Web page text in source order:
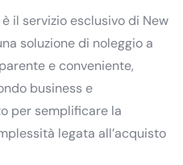
è il servizio esclusivo di New
soluzione di noleggio a
e conveniente,
business e
per semplificare la
legata all’acquisto